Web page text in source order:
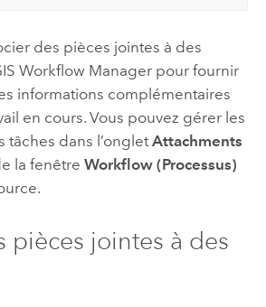
des pièces jointes à des
Workflow Managerpour fournir
informations complémentaires
en cours. Vous pouvez gérer les
tâches dans l’onglet Attachments
la fenêtre Workflow (Processus)
.
pièces jointes à des